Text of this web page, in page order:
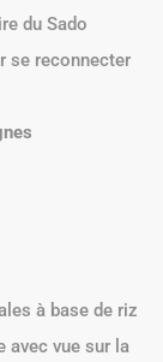
du Sado
se reconnecter
à base de riz
avec vue sur la